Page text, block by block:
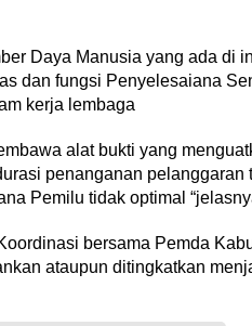
Daya Manusia yang ada di
dan fungsi Penyelesaiana
kerja lembaga
alat bukti yang
penanganan
Pemilu tidak optimal
bersama Pemda
ataupun ditingkatkan